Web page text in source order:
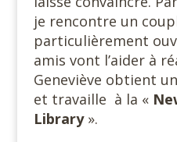
je rencontre un
particulièrement
amis vont l’aider à
Geneviève obtient
et travaille à la «
Library ».